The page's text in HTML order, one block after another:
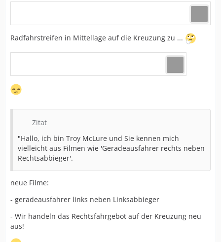
Radfahrstreifen in Mittellage auf die Kreuzung zu ...
Zitat
"Hallo, ich bin Troy McLure und Sie kennen mich
vielleicht aus Filmen wie 'Geradeausfahrer rechts neben
Rechtsabbieger'.
neue Filme:
- geradeausfahrer links neben Linksabbieger
- Wir handeln das Rechtsfahrgebot auf der Kreuzung neu
aus!